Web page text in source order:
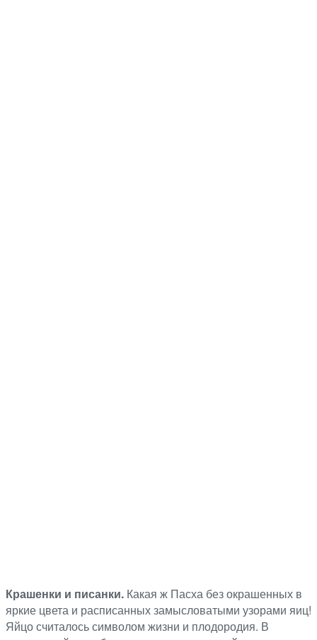
Крашенки и писанки. Какая ж Пасха без окрашенных в
яркие цвета и расписанных замысловатыми узорами яиц!
Яйцо считалось символом жизни и плодородия. В